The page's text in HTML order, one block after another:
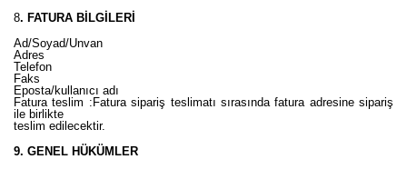
8. FATURA BİLGİLERİ
Ad/Soyad/Unvan
Adres
Telefon
Faks
Eposta/kullanıcı adı
Fatura teslim :Fatura sipariş teslimatı sırasında fatura adresine sipariş
ile birlikte
teslim edilecektir.
9. GENEL HÜKÜMLER